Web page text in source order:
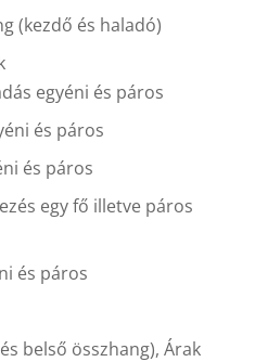
(kezdő és haladó)
egyéni és páros
és páros
és páros
egy fő illetve páros
és páros
belső összhang), Árak